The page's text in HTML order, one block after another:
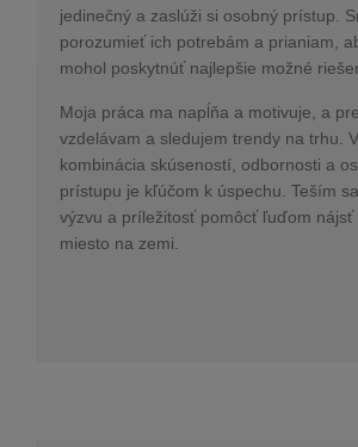
jedinečný a zaslúži si osobný prístup.
porozumieť ich potrebám a prianiam,
mohol poskytnúť najlepšie možné
Moja práca ma napĺňa a motivuje, a
vzdelávam a sledujem trendy na trhu.
kombinácia skúseností, odbornosti a
prístupu je kľúčom k úspechu. Teším
výzvu a príležitosť pomôcť ľuďom nájsť
miesto na zemi.